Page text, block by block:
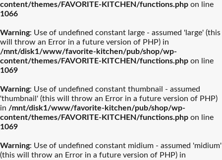
content/themes/FAVORITE-KITCHEN/functions.php on line
1066
Warning: Use of undefined constant large - assumed 'large' (this
will throw an Error in a future version of PHP) in
/mnt/disk1/www/favorite-kitchen/pub/shop/wp-
content/themes/FAVORITE-KITCHEN/functions.php on line
1069
Warning: Use of undefined constant thumbnail - assumed
'thumbnail' (this will throw an Error in a future version of PHP)
in /mnt/disk1/www/favorite-kitchen/pub/shop/wp-
content/themes/FAVORITE-KITCHEN/functions.php on line
1069
Warning: Use of undefined constant midium - assumed 'midium'
(this will throw an Error in a future version of PHP) in